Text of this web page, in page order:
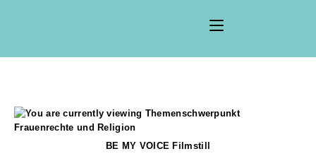
BE MY VOICE Filmstill